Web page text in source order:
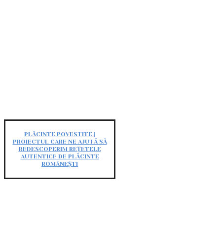
PLĂCINTE POVESTITE |
PROIECTUL CARE NE AJUTĂ SĂ
REDESCOPERIM REȚETELE
AUTENTICE DE PLĂCINTE
ROMÂNEȘTI